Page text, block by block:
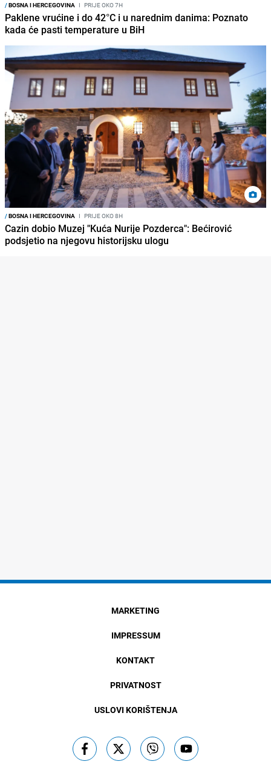
/BOSNA I HERCEGOVINA I PRIJE OKO 7H
Paklene vrućine i do 42°C i u narednim danima: Poznato
kada će pasti temperature u BiH
/BOSNA I HERCEGOVINA I PRIJE OKO 8H
Cazin dobio Muzej "Kuća Nurije Pozderca": Bećirović
podsjetio na njegovu historijsku ulogu
MARKETING
IMPRESSUM
KONTAKT
PRIVATNOST
USLOVI KORIŠTENJA